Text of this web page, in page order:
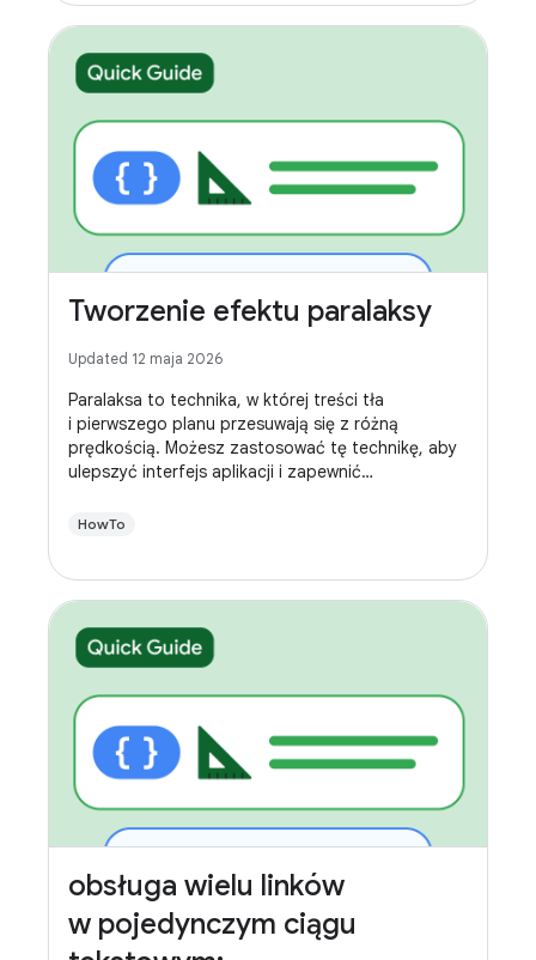
Tworzenie efektu paralaksy
Updated 12 maja 2026
Paralaksa to technika, w której treści tła
i pierwszego planu przesuwają się z różną
prędkością. Możesz zastosować tę technikę, aby
ulepszyć interfejs aplikacji i zapewnić
podczas przewijania.
HowTo
obsługa wielu linków
w pojedynczym ciągu